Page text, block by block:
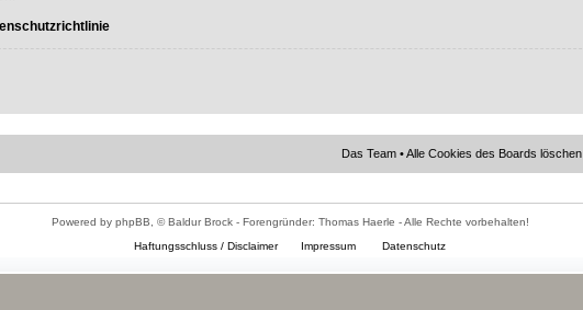
Das Team •Alle Cookies des Boards löschen
Powered by phpBB, © Baldur Brock - Forengründer: Thomas Haerle - Alle Rechte vorbehalten!
Haftungsschluss / Disclaimer
Impressum Datenschutz